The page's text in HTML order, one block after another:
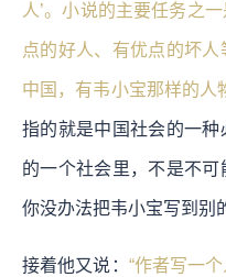
人’。小说的主要任务之
点的好人、有优点的坏
中国，有韦小宝那样的人
指的就是中国社会的一
的一个社会里，不是不可
你没办法把韦小宝写到别
接着他又说： “作者写一